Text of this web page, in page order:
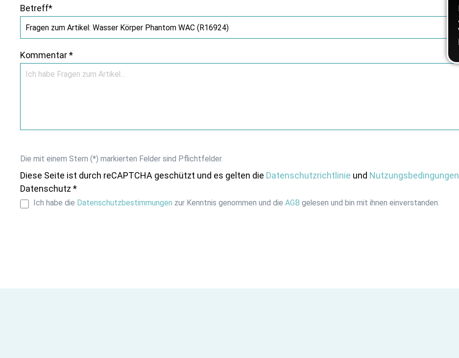
Betreff*
Kommentar *
Die mit einem Stern (*) markierten Felder sind Pflichtfelder.
Diese Seite ist durch reCAPTCHA geschützt und es gelten die Datenschutzrichtlinie und Nutzungsbedingungen
Datenschutz *
Ich habe die Datenschutzbestimmungen zur Kenntnis genommen und die AGB gelesen und bin mit ihnen einverstanden.